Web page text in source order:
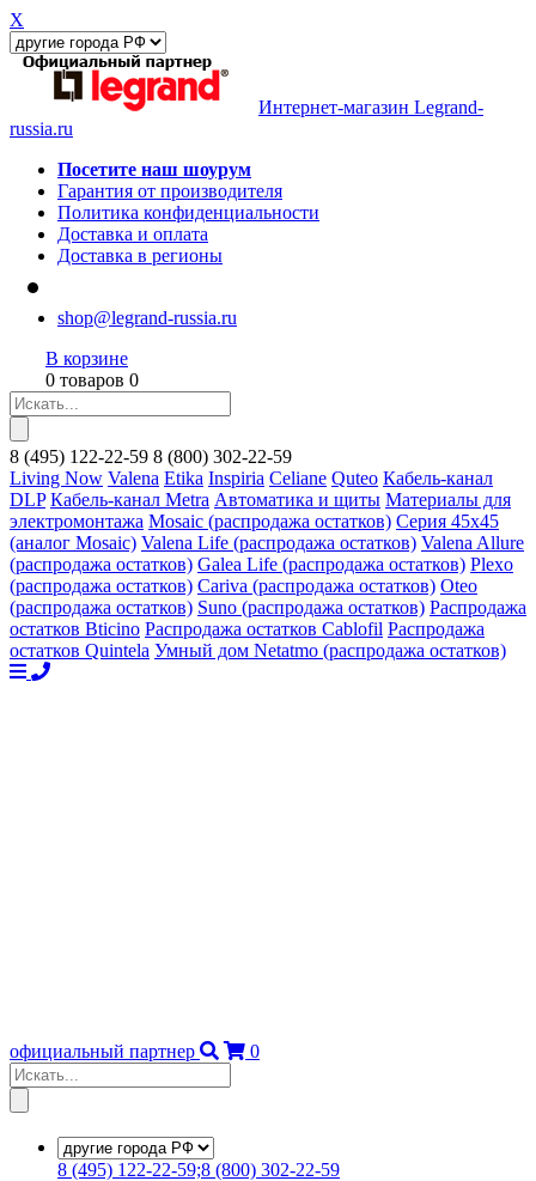
X
Интернет-магазин Legrand-
russia.ru
Посетите наш шоурум
Гарантия от производителя
Политика конфиденциальности
Доставка и оплата
Доставка в регионы
shop@legrand-russia.ru
В корзине
0 товаров 0
8 (495) 122-22-59 8 (800) 302-22-59
Living Now Valena Etika Inspiria Celiane Quteo Кабель-канал
DLP Кабель-канал Metra Автоматика и щиты Материалы для
электромонтажа Mosaic (распродажа остатков) Серия 45х45
(аналог Mosaic) Valena Life (распродажа остатков) Valena Allure
(распродажа остатков) Galea Life (распродажа остатков) Plexo
(распродажа остатков) Cariva (распродажа остатков) Oteo
(распродажа остатков) Suno (распродажа остатков) Распродажа
остатков Bticino Распродажа остатков Cablofil Распродажа
остатков Quintela Умный дом Netatmo (распродажа остатков)
официальный партнер 0
8 (495) 122-22-59;8 (800) 302-22-59